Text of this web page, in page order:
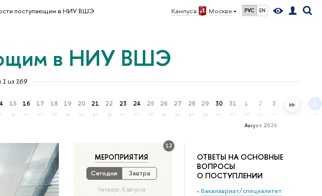
Кампус в Москве РУС EN
поступающим в НИУ ВШЭ
в НИУ ВШЭ
из 169
15
ср
16
чт
17
пт
18
сб
19
вс
20
пн
21
вт
22
ср
23
чт
24
пт
25
сб
26
вс
27
пн
28
вт
29
ср
30
чт
31
пт
Август 2026
1
сб
2 3 4 6
чт
ОТВЕТЫ НА ОСНОВНЫЕ
ВОПРОСЫ
О ПОСТУПЛЕНИИ
- бакалавриат/специалитет
12
МЕРОПРИЯТИЯ
Сегодня Завтра
Четверг, 6 августа